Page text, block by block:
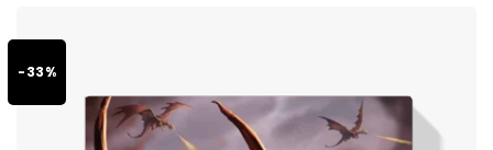
-33%